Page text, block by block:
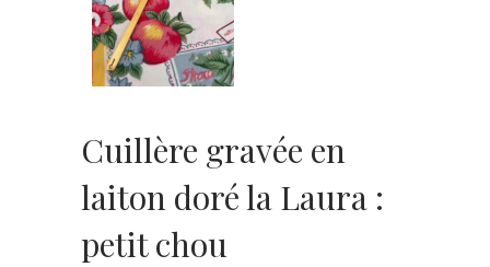
Cuillère gravée en
laiton doré la Laura :
petit chou